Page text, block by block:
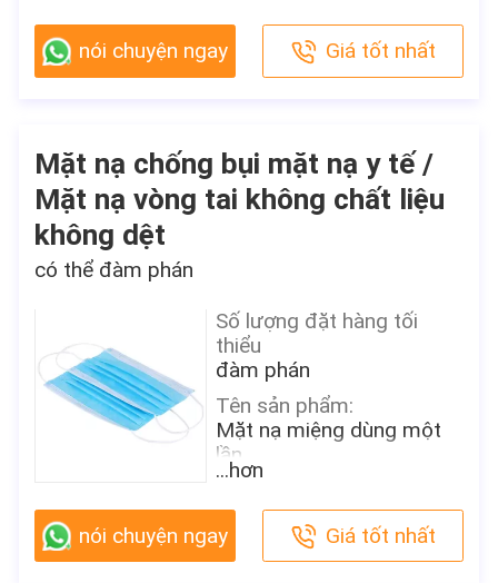
vải không dệt
Màu sắc:
Kích thước:
17,5 x 9,5 cm dành cho
hiệu quả lọc:
B.F.E≥ 95 / 99% PFE ≥
99%
Nguồn gốc
Trung Quốc
Hàng hiệu
Shanghai Shark Medical
Supplies
Chứng nhận
CE,FDA,TEST REPORT
nói chuyện ngay Giá tốt nhất
Mặt nạ chống bụi mặt nạ y tế /
Mặt nạ vòng tai không chất liệu
không dệt
có thể đàm phán
Số lượng đặt hàng tối
thiểu
đàm phán
Tên sản phẩm:
Mặt nạ miệng dùng một
lần
Vải không dệt
Màu sắc:
...hơn
nói chuyện ngay Giá tốt nhất